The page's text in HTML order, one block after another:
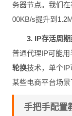
务器节点。我们
00KB/s提升到
3. IP存活周
普通代理IP可能
轮换技术，单个IP
某些电商平台场景
手把手配置